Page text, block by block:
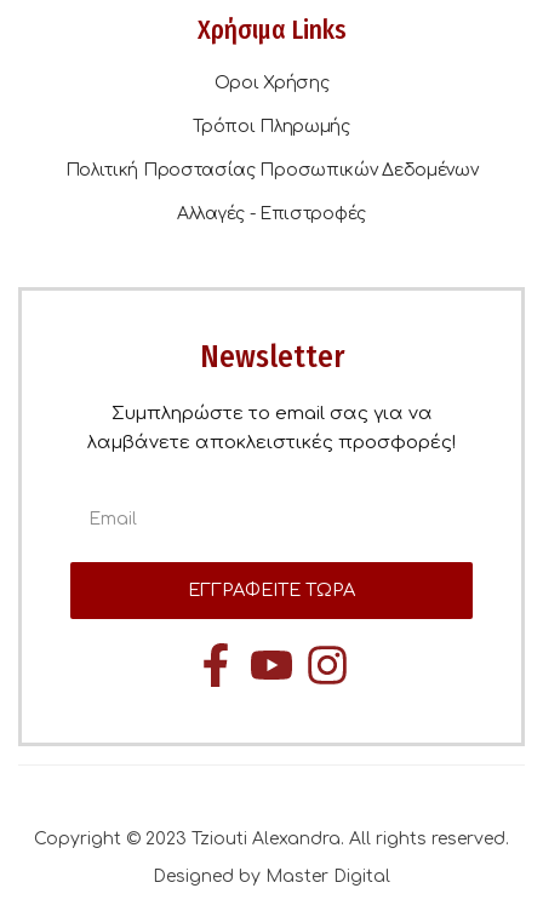
Χρήσιμα Links
Οροι Χρήσης
Τρόποι Πληρωμής
Πολιτική Προστασίας Προσωπικών Δεδομένων
Αλλαγές - Επιστροφές
Newsletter
Συμπληρώστε το email σας για να
λαμβάνετε αποκλειστικές προσφορές!
ΕΓΓΡΑΦΕΙΤΕ ΤΩΡΑ
Copyright © 2023 Tziouti Alexandra. All rights reserved.
Designed by Master Digital